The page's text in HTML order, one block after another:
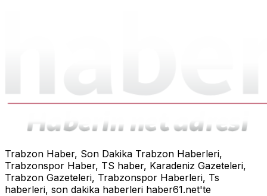
Trabzon Haber, Son Dakika Trabzon Haberleri,
Trabzonspor Haber, TS haber, Karadeniz Gazeteleri,
Trabzon Gazeteleri, Trabzonspor Haberleri, Ts
haberleri, son dakika haberleri haber61.net'te